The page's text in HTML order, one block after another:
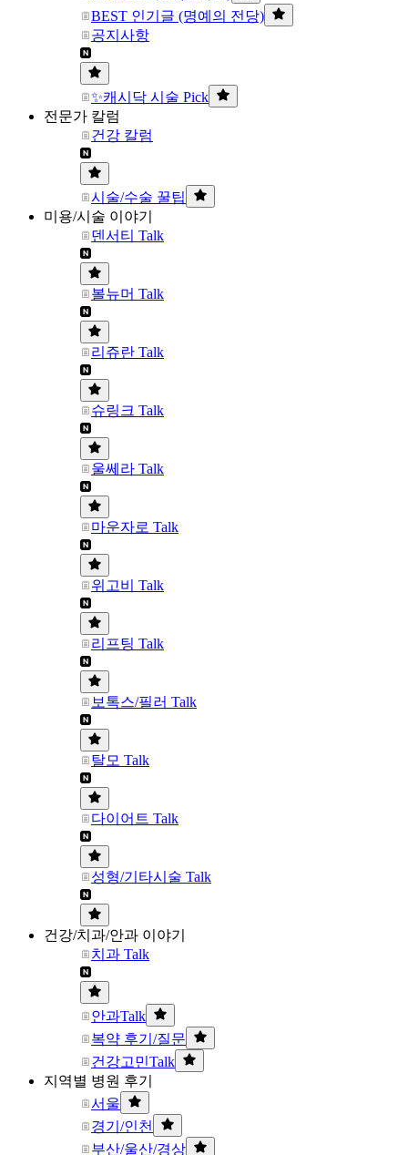
BEST 인기글 (명예의 전당)
공지사항
✨캐시닥 시술 Pick
전문가 칼럼
건강 칼럼
시술/수술 꿀팁
미용/시술 이야기
덴서티 Talk
볼뉴머 Talk
리쥬란 Talk
슈링크 Talk
울쎄라 Talk
마운자로 Talk
위고비 Talk
리프팅 Talk
보톡스/필러 Talk
탈모 Talk
다이어트 Talk
성형/기타시술 Talk
건강/치과/안과 이야기
치과 Talk
안과Talk
복약 후기/질문
건강고민Talk
지역별 병원 후기
서울
경기/인천
부산/울산/경상